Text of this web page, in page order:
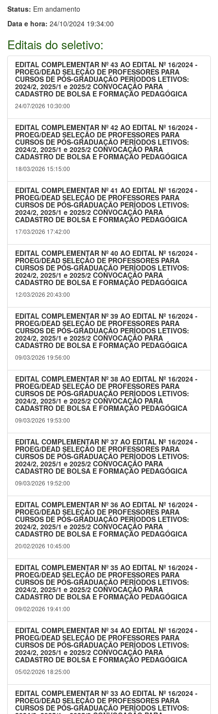
Status: Em andamento
Data e hora: 24/10/2024 19:34:00
Editais do seletivo:
EDITAL COMPLEMENTAR Nº 43 AO EDITAL Nº 16/2024 -
PROEG/DEAD SELEÇÃO DE PROFESSORES PARA
CURSOS DE PÓS-GRADUAÇÃO PERÍODOS LETIVOS:
2024/2, 2025/1 e 2025/2 CONVOCAÇÃO PARA
CADASTRO DE BOLSA E FORMAÇÃO PEDAGÓGICA
24/07/2026 10:30:00
EDITAL COMPLEMENTAR Nº 42 AO EDITAL Nº 16/2024 -
PROEG/DEAD SELEÇÃO DE PROFESSORES PARA
CURSOS DE PÓS-GRADUAÇÃO PERÍODOS LETIVOS:
2024/2, 2025/1 e 2025/2 CONVOCAÇÃO PARA
CADASTRO DE BOLSA E FORMAÇÃO PEDAGÓGICA
18/03/2026 15:15:00
EDITAL COMPLEMENTAR Nº 41 AO EDITAL Nº 16/2024 -
PROEG/DEAD SELEÇÃO DE PROFESSORES PARA
CURSOS DE PÓS-GRADUAÇÃO PERÍODOS LETIVOS:
2024/2, 2025/1 e 2025/2 CONVOCAÇÃO PARA
CADASTRO DE BOLSA E FORMAÇÃO PEDAGÓGICA
17/03/2026 17:42:00
EDITAL COMPLEMENTAR Nº 40 AO EDITAL Nº 16/2024 -
PROEG/DEAD SELEÇÃO DE PROFESSORES PARA
CURSOS DE PÓS-GRADUAÇÃO PERÍODOS LETIVOS:
2024/2, 2025/1 e 2025/2 CONVOCAÇÃO PARA
CADASTRO DE BOLSA E FORMAÇÃO PEDAGÓGICA
12/03/2026 20:43:00
EDITAL COMPLEMENTAR Nº 39 AO EDITAL Nº 16/2024 -
PROEG/DEAD SELEÇÃO DE PROFESSORES PARA
CURSOS DE PÓS-GRADUAÇÃO PERÍODOS LETIVOS:
2024/2, 2025/1 e 2025/2 CONVOCAÇÃO PARA
CADASTRO DE BOLSA E FORMAÇÃO PEDAGÓGICA
09/03/2026 19:56:00
EDITAL COMPLEMENTAR Nº 38 AO EDITAL Nº 16/2024 -
PROEG/DEAD SELEÇÃO DE PROFESSORES PARA
CURSOS DE PÓS-GRADUAÇÃO PERÍODOS LETIVOS:
2024/2, 2025/1 e 2025/2 CONVOCAÇÃO PARA
CADASTRO DE BOLSA E FORMAÇÃO PEDAGÓGICA
09/03/2026 19:53:00
EDITAL COMPLEMENTAR Nº 37 AO EDITAL Nº 16/2024 -
PROEG/DEAD SELEÇÃO DE PROFESSORES PARA
CURSOS DE PÓS-GRADUAÇÃO PERÍODOS LETIVOS:
2024/2, 2025/1 e 2025/2 CONVOCAÇÃO PARA
CADASTRO DE BOLSA E FORMAÇÃO PEDAGÓGICA
09/03/2026 19:52:00
EDITAL COMPLEMENTAR Nº 36 AO EDITAL Nº 16/2024 -
PROEG/DEAD SELEÇÃO DE PROFESSORES PARA
CURSOS DE PÓS-GRADUAÇÃO PERÍODOS LETIVOS:
2024/2, 2025/1 e 2025/2 CONVOCAÇÃO PARA
CADASTRO DE BOLSA E FORMAÇÃO PEDAGÓGICA
20/02/2026 10:45:00
EDITAL COMPLEMENTAR Nº 35 AO EDITAL Nº 16/2024 -
PROEG/DEAD SELEÇÃO DE PROFESSORES PARA
CURSOS DE PÓS-GRADUAÇÃO PERÍODOS LETIVOS:
2024/2, 2025/1 e 2025/2 CONVOCAÇÃO PARA
CADASTRO DE BOLSA E FORMAÇÃO PEDAGÓGICA
09/02/2026 19:41:00
EDITAL COMPLEMENTAR Nº 34 AO EDITAL Nº 16/2024 -
PROEG/DEAD SELEÇÃO DE PROFESSORES PARA
CURSOS DE PÓS-GRADUAÇÃO PERÍODOS LETIVOS:
2024/2, 2025/1 e 2025/2 CONVOCAÇÃO PARA
CADASTRO DE BOLSA E FORMAÇÃO PEDAGÓGICA
05/02/2026 18:25:00
EDITAL COMPLEMENTAR Nº 33 AO EDITAL Nº 16/2024 -
PROEG/DEAD SELEÇÃO DE PROFESSORES PARA
CURSOS DE PÓS-GRADUAÇÃO PERÍODOS LETIVOS: